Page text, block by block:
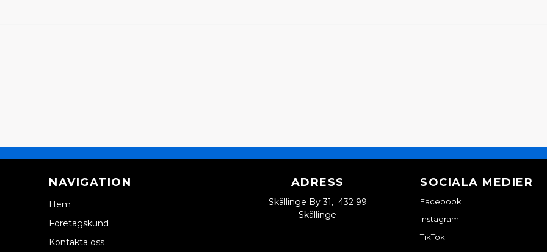
NAVIGATION
Hem
Företagskund
Kontakta oss
ADRESS
Skällinge By 31, 432 99
Skällinge
SOCIALA MEDIER
Facebook
Instagram
TikTok